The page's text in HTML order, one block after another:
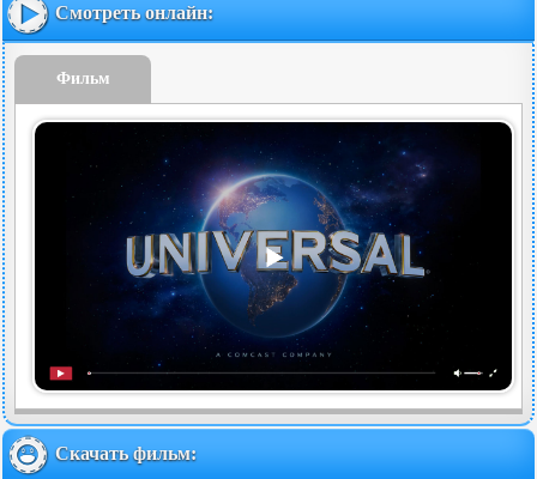
Смотреть онлайн:
Фильм
Скачать фильм: